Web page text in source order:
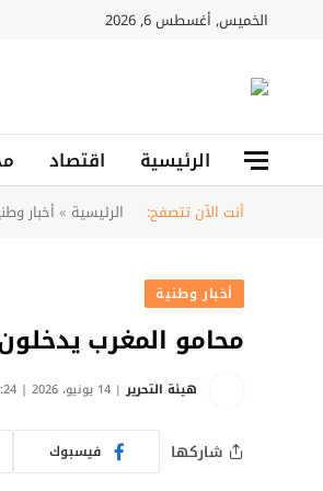
الخميس, أغسطس 6, 2026
الرئيسية اقتصاد
أنت الآن تتصفح: الرئيسية » أخبار
أخبار وطنية
محامو المغرب
هيئة التحرير 14 يونيو، 2026 | 19:24
شاركها فيسبوك